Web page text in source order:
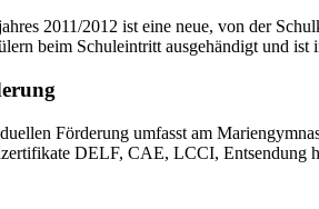
2011/2012 ist eine neue, von der
beim Schuleintritt ausgehändigt und ist
Förderung umfasst am
DELF, CAE, LCCI, Entsendung